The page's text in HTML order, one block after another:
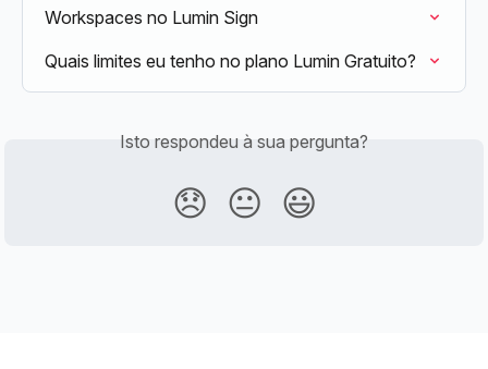
Workspaces no Lumin Sign
Quais limites eu tenho no plano Lumin Gratuito?
Isto respondeu à sua pergunta?
😞 😐 😃